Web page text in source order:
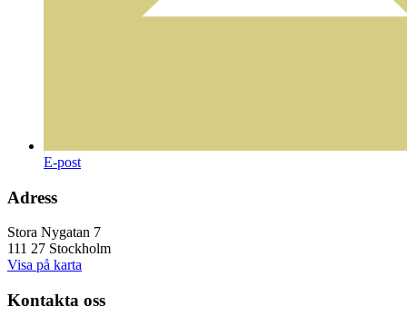
E-post
Adress
Stora Nygatan 7
111 27 Stockholm
Visa på karta
Kontakta oss